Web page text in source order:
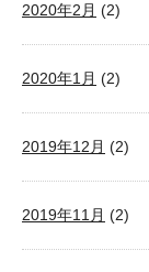
2020年2月 (2)
2020年1月 (2)
2019年12月 (2)
2019年11月 (2)